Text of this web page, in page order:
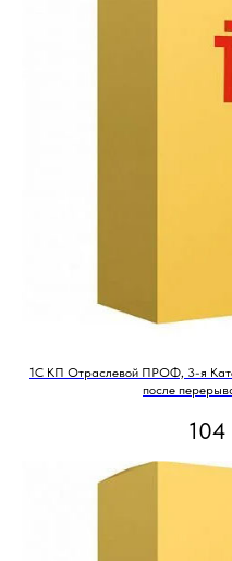
1С КП Отраслевой ПРОФ, 3-я
после